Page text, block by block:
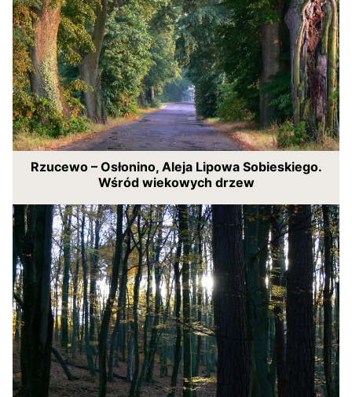
Rzucewo – Osłonino, Aleja Lipowa Sobieskiego.
Wśród wiekowych drzew